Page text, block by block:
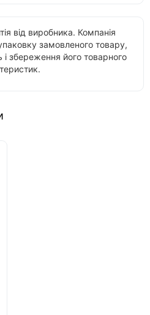
від виробника. Компанія
замовленого товару,
і збереження його товарного